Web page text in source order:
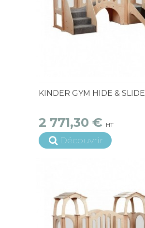
KINDER GYM HIDE & SLIDE
2 771,30 € HT
Découvrir